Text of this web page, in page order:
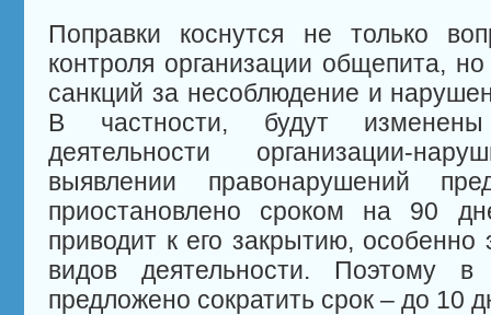
Поправки коснутся не только
контроля организации общепита,
санкций за несоблюдение и
В частности, будут изменены
деятельности организации-
выявлении правонарушений
приостановлено сроком на 90
приводит к его закрытию, особенно
видов деятельности. Поэтому
предложено сократить срок – до 10